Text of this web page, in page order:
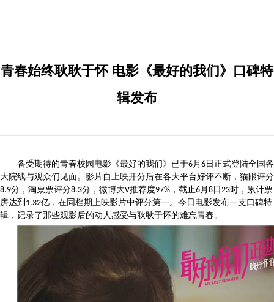
青春始终耿耿于怀 电影《最好的我们》口碑特
辑发布
备受期待的青春校园电影《最好的我们》已于6月6日正式登陆全国各
大院线与观众们见面。影片自上映开分后在各大平台好评不断，猫眼评分
8.9分，淘票票评分8.3分，微博大V推荐度97%，截止6月8日23时，累计票
房达到1.32亿，在同档期上映影片中评分第一。今日电影发布一支口碑特
辑，记录了那些观影后的动人感受与耿耿于怀的难忘青春。